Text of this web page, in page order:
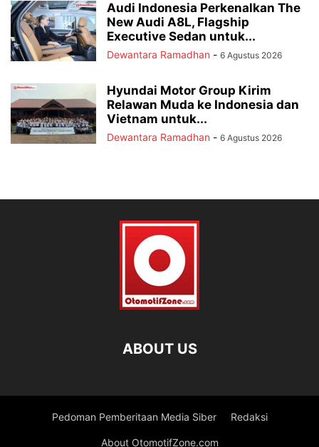
Audi Indonesia Perkenalkan The
New Audi A8L, Flagship
Executive Sedan untuk...
Dewantara Ramadhan - 6 Agustus 2026
Hyundai Motor Group Kirim
Relawan Muda ke Indonesia dan
Vietnam untuk...
Dewantara Ramadhan - 6 Agustus 2026
ABOUT US
Pedoman Pemberitaan Media Siber Redaksi
About OtomotifZone.com